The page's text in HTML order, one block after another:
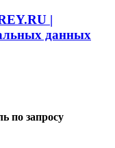
|
данных
по запросу